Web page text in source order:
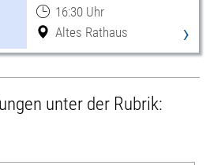
16:30 Uhr
Altes Rathaus
›
unter der Rubrik: